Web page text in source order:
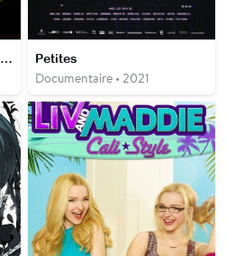
Denise L'innocence disparue Petites
Documentaire • 2021